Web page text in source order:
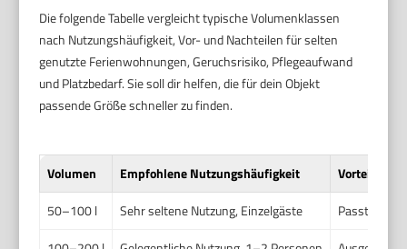
Die folgende Tabelle vergleicht typische Volumenklassen
nach Nutzungshäufigkeit, Vor- und Nachteilen für selten
genutzte Ferienwohnungen, Geruchsrisiko, Pflegeaufwand
und Platzbedarf. Sie soll dir helfen, die für dein Objekt
passende Größe schneller zu finden.
Volumen Empfohlene Nutzungshäufigkeit
Vorteile bei
50–100 l
Sehr seltene Nutzung, Einzelgäste
Passt auf